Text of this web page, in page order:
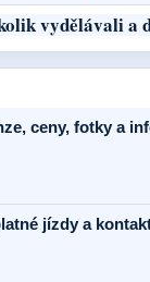
vydělávali a
ceny, fotky a
jízdy a